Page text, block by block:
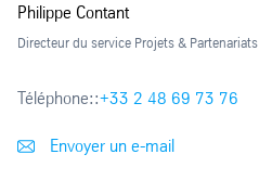
Philippe Contant
Directeur du service Projets & Partenariats
Téléphone::+33 2 48 69 73 76
Envoyer un e-mail